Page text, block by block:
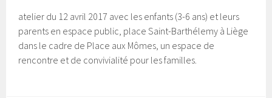
atelier du 12 avril 2017 avec les enfants (3-6 ans) et leurs
parents en espace public, place Saint-Barthélemy à Liège
dans le cadre de Place aux Mômes, un espace de
rencontre et de convivialité pour les familles.